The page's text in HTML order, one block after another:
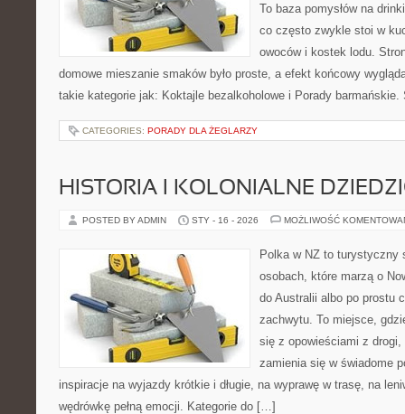
To baza pomysłów na
co często zwykle stoi w
owoców i kostek lodu.
domowe mieszanie smaków było proste, a efekt końcowy
takie kategorie jak: Koktajle bezalkoholowe i Porady
CATEGORIES: PORADY DLA ŻEGLARZY
HISTORIA I KOLONIALNE
POSTED BY ADMIN STY - 16 - 2026 MOŻLIWOŚĆ
Polka w NZ to turystyczny
osobach, które marzą o
do Australii albo po prostu
zachwytu. To miejsce,
się z opowieściami z drogi,
zamienia się w świadome
inspiracje na wyjazdy krótkie i długie, na wyprawę w trasę, na
wędrówkę pełną emocji. Kategorie do […]